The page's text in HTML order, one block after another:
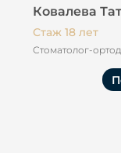
Ковалева
Стаж 18 лет
Стоматолог-